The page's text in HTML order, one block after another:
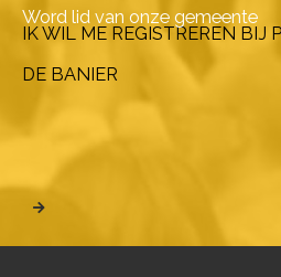
Word lid van onze gemeente
IK WIL ME REGISTREREN BIJ
DE BANIER